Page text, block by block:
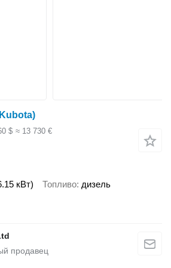
$ ≈ 13 730 €
кВт) Топливо дизель